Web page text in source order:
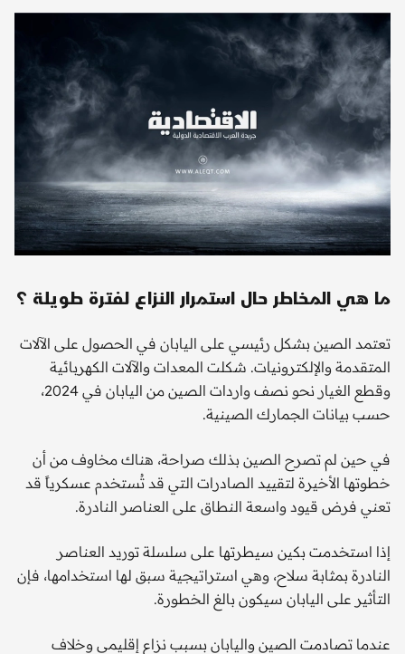
ما هي المخاطر حال استمرار النزاع لفترة طويلة ؟
تعتمد الصين بشكل رئيسي على اليابان في الحصول على الآلات
المتقدمة والإلكترونيات. شكلت المعدات والآلات الكهربائية
وقطع الغيار نحو نصف واردات الصين من اليابان في 2024،
حسب بيانات الجمارك الصينية.
في حين لم تصرح الصين بذلك صراحة، هناك مخاوف من أن
خطوتها الأخيرة لتقييد الصادرات التي قد تُستخدم عسكرياً قد
تعني فرض قيود واسعة النطاق على العناصر النادرة.
إذا استخدمت بكين سيطرتها على سلسلة توريد العناصر
النادرة بمثابة سلاح، وهي استراتيجية سبق لها استخدامها، فإن
التأثير على اليابان سيكون بالغ الخطورة.
عندما تصادمت الصين واليابان بسبب نزاع إقليمي وخلاف